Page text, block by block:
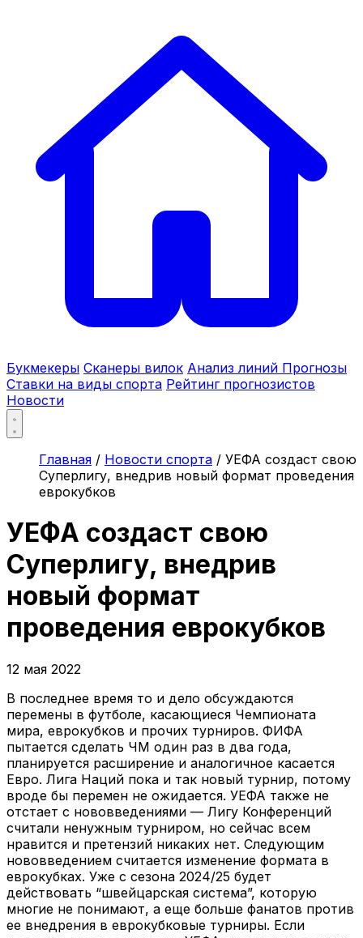
Букмекеры Сканеры вилок Анализ линий Прогнозы
Ставки на виды спорта Рейтинг прогнозистов
Новости
Главная / Новости спорта / УЕФА создаст свою
Суперлигу, внедрив новый формат проведения
еврокубков
УЕФА создаст свою
Суперлигу, внедрив
новый формат
проведения еврокубков
12 мая 2022
В последнее время то и дело обсуждаются
перемены в футболе, касающиеся Чемпионата
мира, еврокубков и прочих турниров. ФИФА
пытается сделать ЧМ один раз в два года,
планируется расширение и аналогичное касается
Евро. Лига Наций пока и так новый турнир, потому
вроде бы перемен не ожидается. УЕФА также не
отстает с нововведениями — Лигу Конференций
считали ненужным турниром, но сейчас всем
нравится и претензий никаких нет. Следующим
нововведением считается изменение формата в
еврокубках. Уже с сезона 2024/25 будет
действовать “швейцарская система”, которую
многие не понимают, а еще больше фанатов против
ее внедрения в еврокубковые турниры. Если